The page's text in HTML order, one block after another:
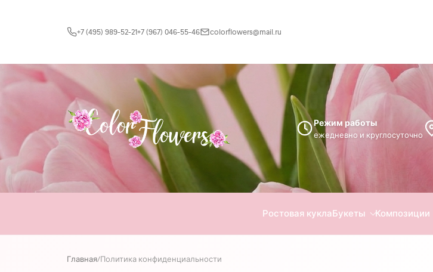
+7 (495) 989-52-21+7 (967) 046-55-46 colorflowers@mail.ru
Режим работы
ежедневно и круглосуточно
Ростовая куклаБукеты Композиции
Главная/Политика конфиденциальности